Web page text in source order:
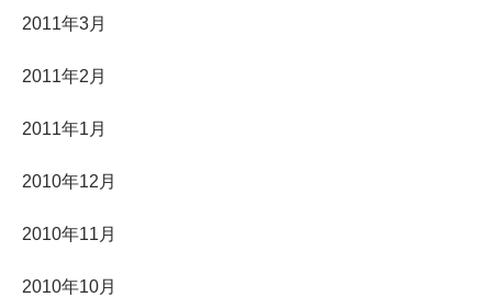
2011年3月
2011年2月
2011年1月
2010年12月
2010年11月
2010年10月